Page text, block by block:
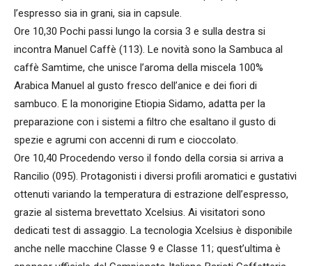
l’espresso sia in grani, sia in capsule.
Ore 10,30 Pochi passi lungo la corsia 3 e sulla destra si
incontra Manuel Caffè (113). Le novità sono la Sambuca al
caffè Samtime, che unisce l’aroma della miscela 100%
Arabica Manuel al gusto fresco dell’anice e dei fiori di
sambuco. E la monorigine Etiopia Sidamo, adatta per la
preparazione con i sistemi a filtro che esaltano il gusto di
spezie e agrumi con accenni di rum e cioccolato.
Ore 10,40 Procedendo verso il fondo della corsia si arriva a
Rancilio (095). Protagonisti i diversi profili aromatici e gustativi
ottenuti variando la temperatura di estrazione dell’espresso,
grazie al sistema brevettato Xcelsius. Ai visitatori sono
dedicati test di assaggio. La tecnologia Xcelsius è disponibile
anche nelle macchine Classe 9 e Classe 11; quest’ultima è